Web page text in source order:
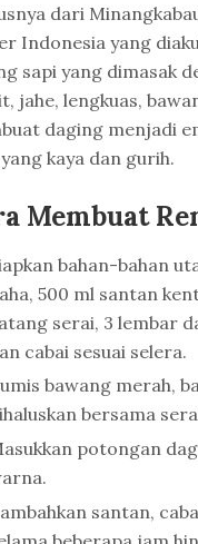
dari
Indonesia yang
sapi yang dimasak
jahe, lengkuas,
daging menjadi
kaya dan gurih.
Membuat
bahan-bahan
500 ml santan
serai, 3 lembar
cabai sesuai selera.
bawang merah,
bersama
potongan
santan,